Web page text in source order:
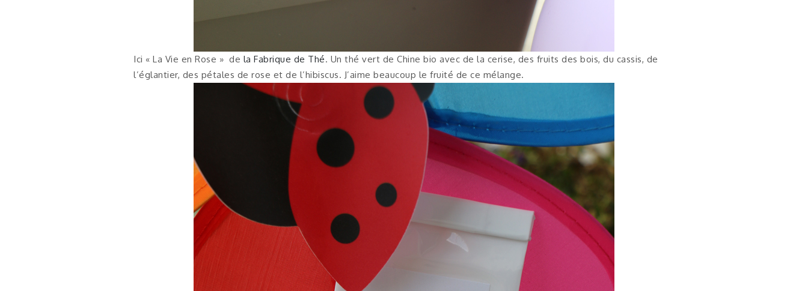
Ici « La Vie en Rose » de la Fabrique de Thé. Un thé vert de Chine bio avec de la cerise, des fruits des bois, du cassis, de
l’églantier, des pétales de rose et de l’hibiscus. J’aime beaucoup le fruité de ce mélange.